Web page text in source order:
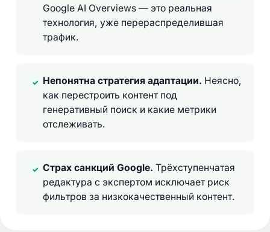
Google AI Overviews — это реальная
технология, уже перераспределившая
трафик.
✓ Непонятна стратегия адаптации. Неясно,
как перестроить контент под
генеративный поиск и какие метрики
отслеживать.
✓ Страх санкций Google. Трёхступенчатая
редактура с экспертом исключает риск
фильтров за низкокачественный контент.